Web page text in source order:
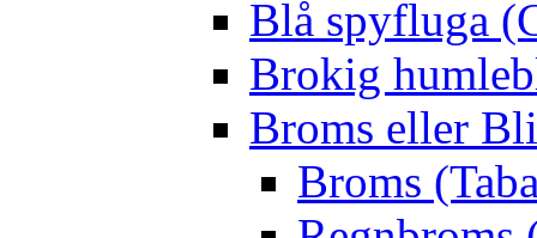
Blå spyfluga
Brokig
Broms eller
Broms